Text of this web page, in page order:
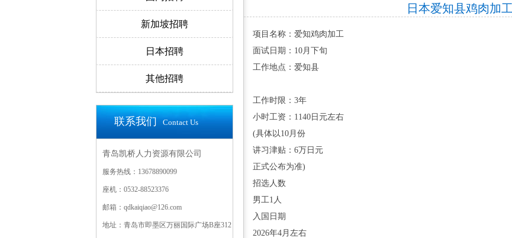
新加坡招聘
日本招聘
其他招聘
联系我们 Contact Us
青岛凯桥人力资源有限公司
服务热线：13678890099
座机：0532-88523376
邮箱：qdkaiqiao@126.com
地址：青岛市即墨区万丽国际广场B座312
日本爱知县鸡肉加
项目名称：爱知鸡肉加工
面试日期：10月下旬
工作地点：爱知县
工作时限：3年
小时工资：1140日元左右
(具体以10月份
讲习津贴：6万日元
正式公布为准)
招选人数
男工1人
入国日期
2026年4月左右